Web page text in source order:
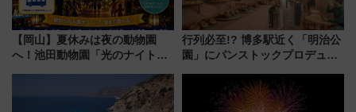
【岡山】夏休みは夜の動物園
へ！池田動物園「光のナイトズ
行列必至!? 博多駅近く「明治公
園」にパンストックプロデュー
オープン 秋からはビストロ営業